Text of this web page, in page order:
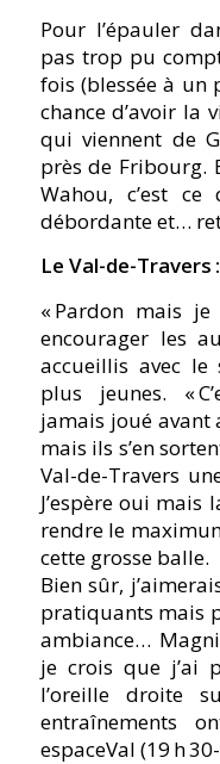
Pour l’épauler
pas trop pu
fois (blessée à un
chance d’avoir la
qui viennent de
près de Fribourg.
Wahou, c’est
débordante et…
Le Val-de-
« Pardon mais
encourager les
accueillis avec
plus jeunes. «
jamais joué avant
mais ils s’en
Val-de-Travers
J’espère oui
rendre le
cette grosse balle.
Bien sûr,
pratiquants mais
ambiance…
je crois que j’ai
l’oreille droite
entraînements
espaceVal (19 h